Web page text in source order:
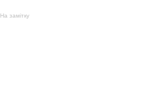
На замітку